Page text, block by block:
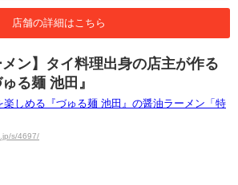
店舗の詳細はこちら
メン】タイ料理出身の店主が作る
る麺 池田』
s/4697/